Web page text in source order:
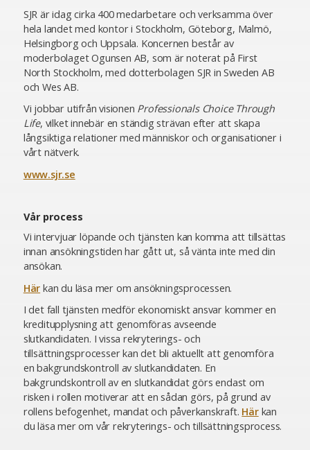
SJR är idag cirka 400 medarbetare och verksamma över
hela landet med kontor i Stockholm, Göteborg, Malmö,
Helsingborg och Uppsala. Koncernen består av
moderbolaget Ogunsen AB, som är noterat på First
North Stockholm, med dotterbolagen SJR in Sweden AB
och Wes AB.
Vi jobbar utifrån visionen Professionals Choice Through
Life, vilket innebär en ständig strävan efter att skapa
långsiktiga relationer med människor och organisationer i
vårt nätverk.
www.sjr.se
Vår process
Vi intervjuar löpande och tjänsten kan komma att tillsättas
innan ansökningstiden har gått ut, så vänta inte med din
ansökan.
Här kan du läsa mer om ansökningsprocessen.
I det fall tjänsten medför ekonomiskt ansvar kommer en
kreditupplysning att genomföras avseende
slutkandidaten. I vissa rekryterings- och
tillsättningsprocesser kan det bli aktuellt att genomföra
en bakgrundskontroll av slutkandidaten. En
bakgrundskontroll av en slutkandidat görs endast om
risken i rollen motiverar att en sådan görs, på grund av
rollens befogenhet, mandat och påverkanskraft. Härkan
du läsa mer om vår rekryterings- och tillsättningsprocess.